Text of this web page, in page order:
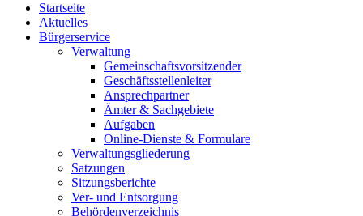
Startseite
Aktuelles
Bürgerservice
Verwaltung
Gemeinschaftsvorsitzender
Geschäftsstellenleiter
Ansprechpartner
Ämter & Sachgebiete
Aufgaben
Online-Dienste & Formulare
Verwaltungsgliederung
Satzungen
Sitzungsberichte
Ver- und Entsorgung
Behördenverzeichnis